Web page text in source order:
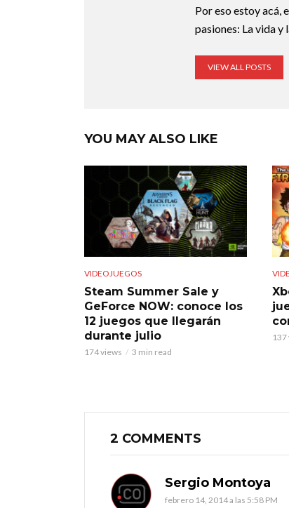
Por eso estoy acá,
pasiones: La vida y
VIEW ALL POSTS
YOU MAY ALSO LIKE
VIDEOJUEGOS
Steam Summer Sale y
GeForce NOW: conoce los
12 juegos que llegarán
durante julio
174 views 3 min read
137
2 COMMENTS
Sergio Montoya
febrero 14, 2014 a las 5:58 PM